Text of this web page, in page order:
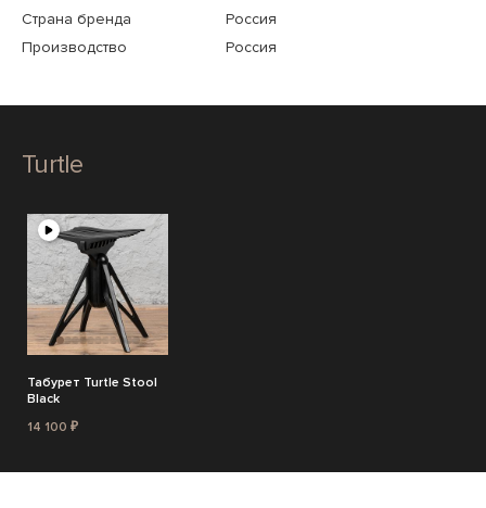
Страна бренда
Россия
Производство
Россия
Turtle
Табурет Turtle Stool
Black
14 100 ₽